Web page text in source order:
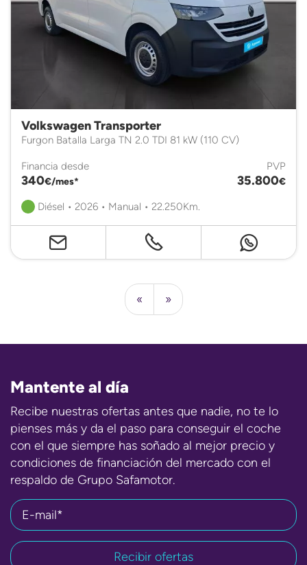
Volkswagen Transporter
Furgon Batalla Larga TN 2.0 TDI 81 kW (110 CV)
Financia desde
340€/mes*
PVP
35.800€
Diésel • 2026 • Manual • 22.250Km.
« »
Mantente al día
Recibe nuestras ofertas antes que nadie, no te lo
pienses más y da el paso para conseguir el coche
con el que siempre has soñado al mejor precio y
condiciones de financiación del mercado con el
respaldo de Grupo Safamotor.
E-mail*